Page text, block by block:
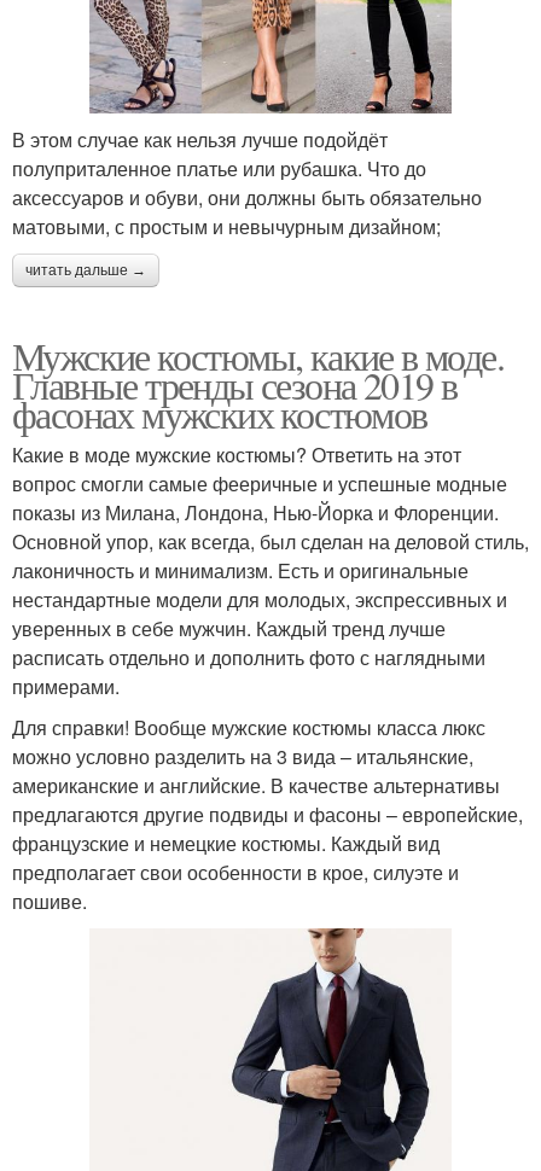
В этом случае как нельзя лучше подойдёт
полуприталенное платье или рубашка. Что до
аксессуаров и обуви, они должны быть обязательно
матовыми, с простым и невычурным дизайном;
читать дальше →
Мужские костюмы, какие в моде.
Главные тренды сезона 2019 в
фасонах мужских костюмов
Какие в моде мужские костюмы? Ответить на этот
вопрос смогли самые фееричные и успешные модные
показы из Милана, Лондона, Нью-Йорка и Флоренции.
Основной упор, как всегда, был сделан на деловой стиль,
лаконичность и минимализм. Есть и оригинальные
нестандартные модели для молодых, экспрессивных и
уверенных в себе мужчин. Каждый тренд лучше
расписать отдельно и дополнить фото с наглядными
примерами.
Для справки! Вообще мужские костюмы класса люкс
можно условно разделить на 3 вида – итальянские,
американские и английские. В качестве альтернативы
предлагаются другие подвиды и фасоны – европейские,
французские и немецкие костюмы. Каждый вид
предполагает свои особенности в крое, силуэте и
пошиве.